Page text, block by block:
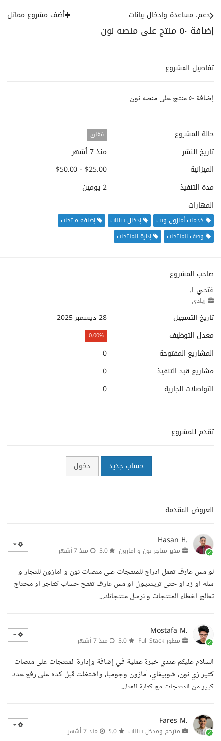
إضافة ٥٠ منتج على منصه نون
دعم، مساعدة وإدخال بيانات أضف مشروع مماثل
تفاصيل المشروع
إضافة ٥٠ منتج على منصه نون
حالة المشروع مُغلق
تاريخ النشر
منذ 7 أشهر
الميزانية
$25.00 - $50.00
مدة التنفيذ
2 يومين
المهارات
خدمات أمازون ويب إدخال بيانات
إضافة منتجات
وصف المنتجات
إدارة المنتجات
صاحب المشروع
فتحي ا.
ريادي
تاريخ التسجيل
28 ديسمبر 2025
معدل التوظيف
0.00%
المشاريع المفتوحة
0
مشاريع قيد التنفيذ
0
التواصلات الجارية
0
تقدم للمشروع
حساب جديد دخول
العروض المقدمة
Hasan H.
مدير متاجر نون و امازون منذ 7 أشهر
لو مش عارف تعمل ادراج للمنتجات على منصات نون و امازون للتجار و
سله او زد او حتى ترينديول او مش عارف تفتح حساب كتاجر او محتاج
تعالج اخطاء المنتجات و نرسل منتجاتك...
Mostafa M.
مطور Full Stack منذ 7 أشهر
السلام عليكم عندي خبرة عملية في إضافة وإدارة المنتجات على منصات
كتير زي نون، شوبيفاي، أمازون وجوميا، واشتغلت قبل كده على رفع عدد
كبير من المنتجات مع كتابة العنا...
Fares M.
مترجم ومدخل بيانات منذ 7 أشهر